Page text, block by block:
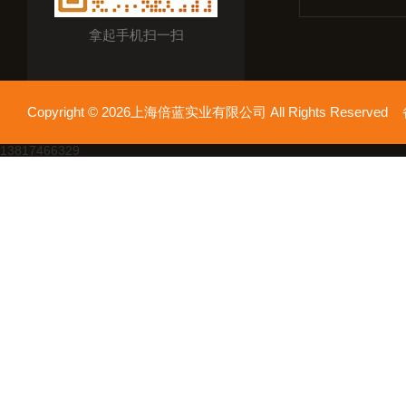
拿起手机扫一扫
Copyright © 2026上海倍蓝实业有限公司 All Rights Reserved
13817466329